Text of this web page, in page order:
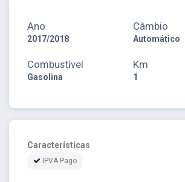
Ano
2017/2018
Câmbio
Automático
Combustível
Gasolina
Km
1
Características
IPVA Pago